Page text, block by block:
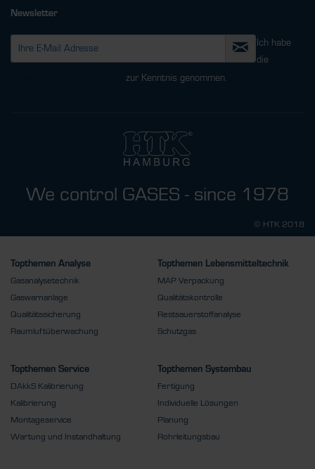
Newsletter
Ich habe
die
zur Kenntnis genommen.
We control GASES - since 1978
© HTK 2018
Topthemen Analyse
Gasanalysetechnik
Gaswarnanlage
Qualitätssicherung
Raumluftüberwachung
Topthemen Lebensmitteltechnik
MAP Verpackung
Qualitätskontrolle
Restsauerstoffanalyse
Schutzgas
Topthemen Service
DAkkS Kalibrierung
Kalibrierung
Montageservice
Wartung und Instandhaltung
Topthemen Systembau
Fertigung
Individuelle Lösungen
Planung
Rohrleitungsbau